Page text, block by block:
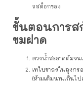
รสต็อกของ
ขั้นตอนการส
ขมฝาด
ตวงน้ำสะอาดต้มจ
เทใบชาลงในถุงก
(ห้ามเติมนานเกินไป